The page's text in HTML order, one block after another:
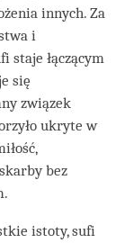
innych. Za
i
staje łączącym
się
związek
ukryte w
bez
istoty, sufi